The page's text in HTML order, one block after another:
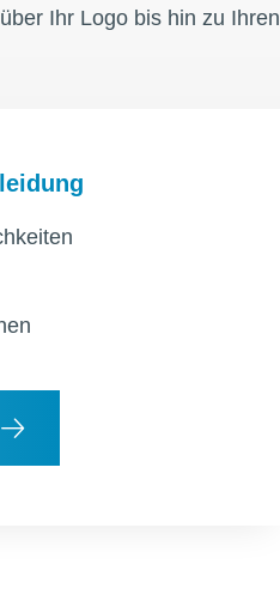
Ihr Logo bis hin zu Ihren